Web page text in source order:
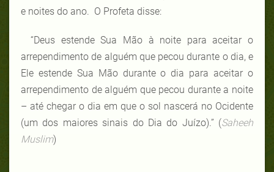
e noites do ano. O Profeta disse:
“Deus estende Sua Mão à noite para aceitar o
arrependimento de alguém que pecou durante o dia, e
Ele estende Sua Mão durante o dia para aceitar o
arrependimento de alguém que pecou durante a noite
– até chegar o dia em que o sol nascerá no Ocidente
(um dos maiores sinais do Dia do Juízo).” (Saheeh
Muslim)